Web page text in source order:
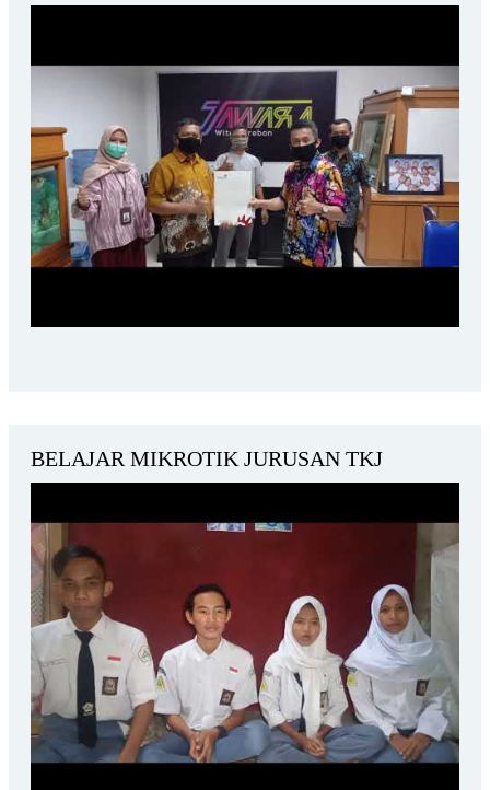
BELAJAR MIKROTIK JURUSAN TKJ